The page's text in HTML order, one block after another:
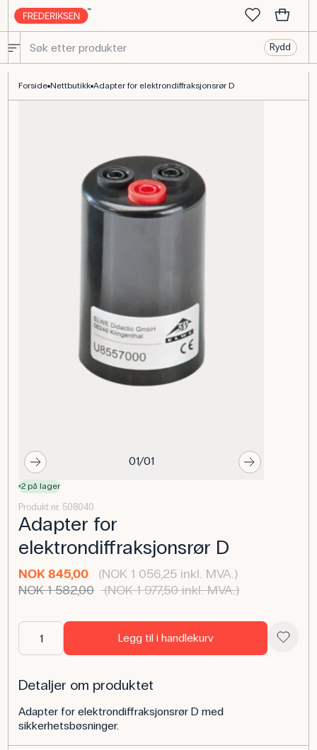
Rydd
Forside Nettbutikk Adapter for elektrondiffraksjonsrør D
01/01
2 på lager
Produkt nr. 508040
Adapter for
elektrondiffraksjonsrør D
NOK 845,00
(NOK 1 056,25 inkl. MVA.)
NOK 1 582,00 (NOK 1 977,50 inkl. MVA.)
Legg til i handlekurv
Detaljer om produktet
Adapter for elektrondiffraksjonsrør D med
sikkerhetsbøsninger.